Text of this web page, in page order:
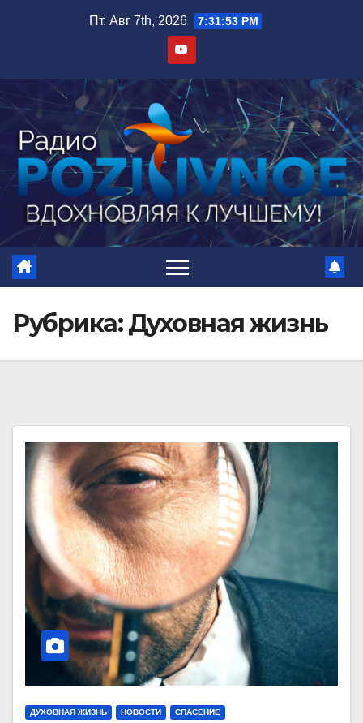
Пт. Авг 7th, 2026 7:31:54 PM
Рубрика:Духовная жизнь
ДУХОВНАЯ ЖИЗНЬ НОВОСТИ СПАСЕНИЕ